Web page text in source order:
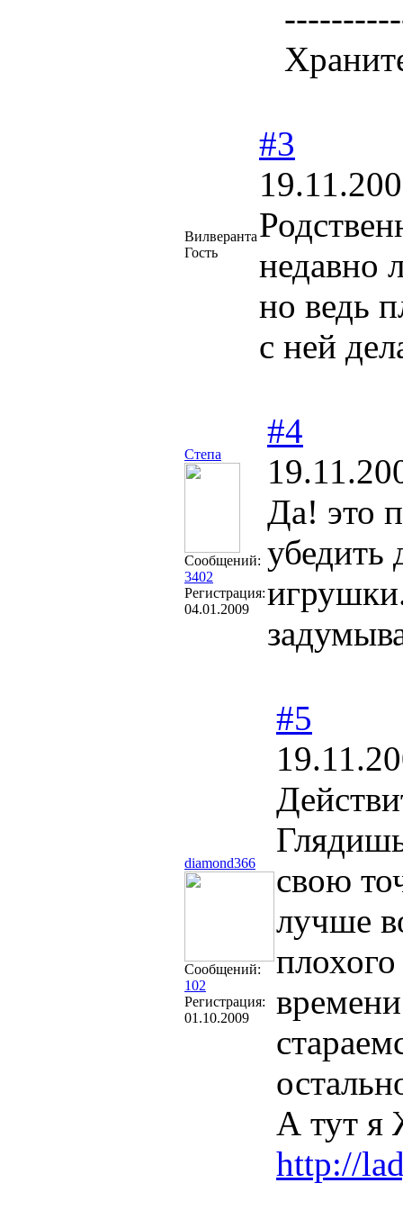
Вилверанта
Гость
#3
недавно
но ведь
с ней
Степа
Сообщений:
3402
Регистрация:
04.01.2009
#4
Да! это
убедить
diamond366
Сообщений:
102
Регистрация:
01.10.2009
#5
свою
лучше
А тут
http://